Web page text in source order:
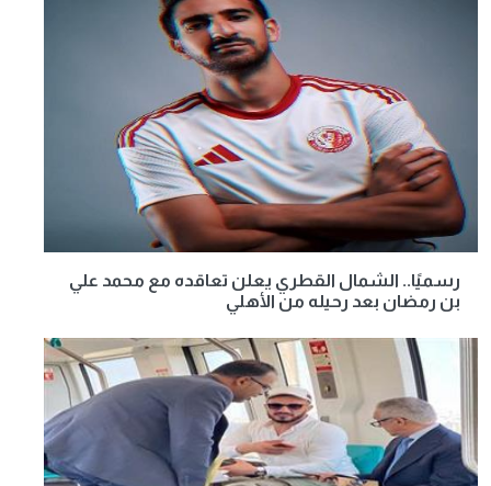
رسميًا.. الشمال القطري يعلن تعاقده مع محمد علي
بن رمضان بعد رحيله من الأهلي